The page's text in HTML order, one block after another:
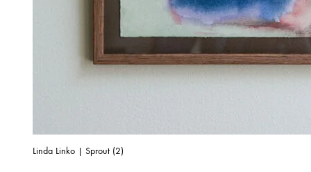
Linda Linko | Sprout (2)